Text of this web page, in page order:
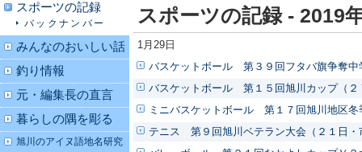
スポーツの記録 - 2019
1月29日
バスケットボール 第３９回フタバ旗争奪中
バスケットボール 第１５回旭川カップ（２
ミニバスケットボール 第１７回旭川地区
テニス 第９回旭川ベテラン大会（２１日・
スポーツの記録
バックナンバー
みんなのおいしい話
釣り情報
元・編集長の直言
暮らしの隅を彫る
旭川のアイヌ語地名研究